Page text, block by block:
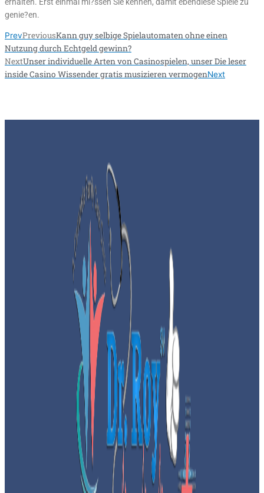
genie?en.
PrevPreviousKann guy selbige Spielautomaten ohne einen
Nutzung durch Echtgeld gewinn?
NextUnser individuelle Arten von Casinospielen, unser Die leser
inside Casino Wissender gratis musizieren vermogenNext